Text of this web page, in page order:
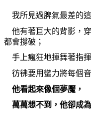
我所見過脾氣最差的
他有著巨大的背影，
都會撐破；
手上瘋狂地揮舞著指揮
彷彿要用蠻力將每個
他看起來像個夢魘，
萬萬想不到，他卻成為